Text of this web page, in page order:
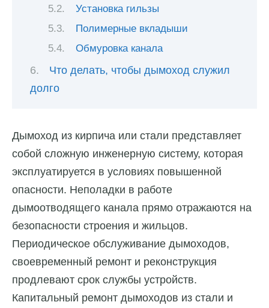
Установка гильзы
Полимерные вкладыши
Обмуровка канала
Что делать, чтобы дымоход служил
долго
Дымоход из кирпича или стали представляет
собой сложную инженерную систему, которая
эксплуатируется в условиях повышенной
опасности. Неполадки в работе
дымоотводящего канала прямо отражаются на
безопасности строения и жильцов.
Периодическое обслуживание дымоходов,
своевременный ремонт и реконструкция
продлевают срок службы устройств.
Капитальный ремонт дымоходов из стали и